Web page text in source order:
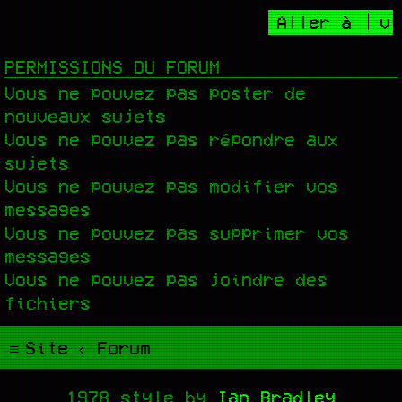
Aller à
PERMISSIONS DU FORUM
Vous ne pouvez pas poster de
nouveaux sujets
Vous ne pouvez pas répondre aux
sujets
Vous ne pouvez pas modifier vos
messages
Vous ne pouvez pas supprimer vos
messages
Vous ne pouvez pas joindre des
fichiers
Site Forum
1978 style by Ian Bradley